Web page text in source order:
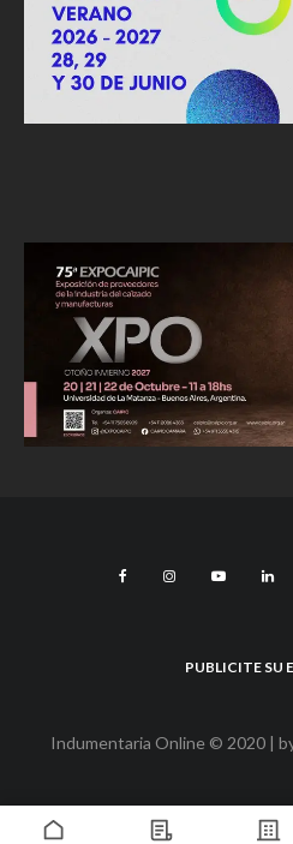
PUBLICITE SU
Indumentaria Online © 2020 |